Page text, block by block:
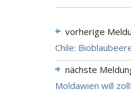
vorherige
Chile:
nächste
Moldawien will